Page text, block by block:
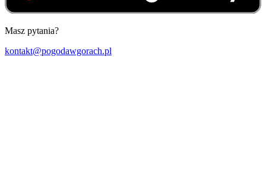
Masz pytania?
kontakt@pogodawgorach.pl